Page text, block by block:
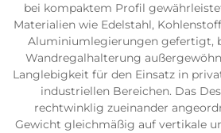
bei kompaktem Profil
Materialien wie Edelstahl,
Aluminiumlegierungen gefertigt,
Wandregalhalterung
Langlebigkeit für den Einsatz in
industriellen Bereichen. Das
rechtwinklig zueinander
Gewicht gleichmäßig auf vertikale